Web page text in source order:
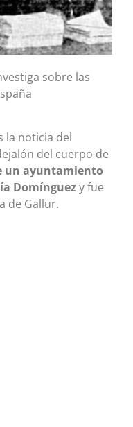
sobre las
la noticia del
del cuerpo de
un ayuntamiento
Domínguezy fue
de Gallur.